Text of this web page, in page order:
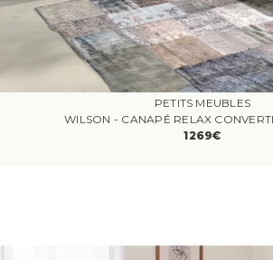
PETITS MEUBLES
WILSON - CANAPÉ RELAX
1269€